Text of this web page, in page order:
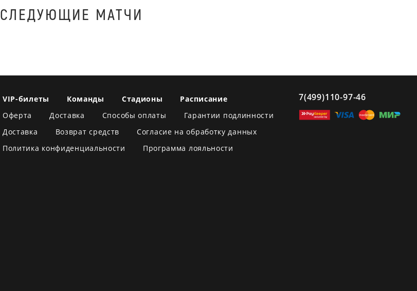
СЛЕДУЮЩИЕ МАТЧИ
VIP-билеты Команды Стадионы
Расписание
Оферта
Доставка Способы оплаты
Гарантии подлинности
Доставка
Возврат средств
Согласие на обработку данных
Политика конфиденциальности
Программа лояльности
7(499)110-97-46